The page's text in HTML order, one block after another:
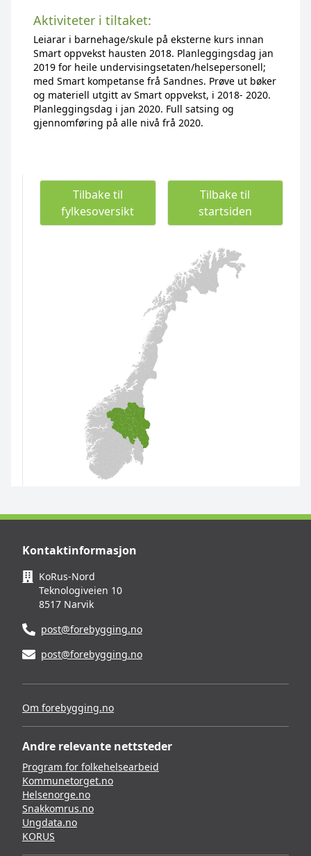
Aktiviteter i tiltaket:
Leiarar i barnehage/skule på eksterne kurs innan
Smart oppvekst hausten 2018. Planleggingsdag jan
2019 for heile undervisingsetaten/helsepersonell;
med Smart kompetanse frå Sandnes. Prøve ut bøker
og materiell utgitt av Smart oppvekst, i 2018- 2020.
Planleggingsdag i jan 2020. Full satsing og
gjennomføring på alle nivå frå 2020.
Tilbake til
fylkesoversikt
Tilbake til
startsiden
Kontaktinformasjon
KoRus-Nord
Teknologiveien 10
8517 Narvik
post@forebygging.no
post@forebygging.no
Om forebygging.no
Andre relevante nettsteder
Program for folkehelsearbeid
Kommunetorget.no
Helsenorge.no
Snakkomrus.no
Ungdata.no
KORUS